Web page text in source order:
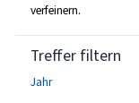
verfeinern.
Treffer filtern
Jahr